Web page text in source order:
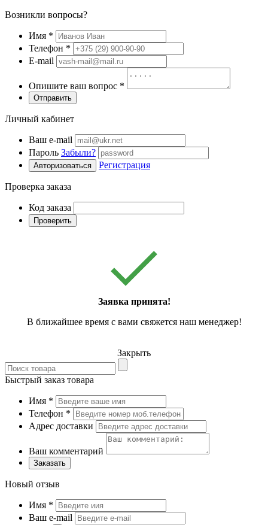
Возникли вопросы?
Имя *
Телефон *
E-mail
Опишите ваш вопрос *
Отправить
Личный кабинет
Ваш e-mail
Пароль Забыли?
Авторизоваться Регистрация
Проверка заказа
Код заказа
Проверить
Заявка принята!
В ближайшее время с вами свяжется наш менеджер!
Закрыть
Быстрый заказ товара
Имя *
Телефон *
Адрес доставки
Ваш комментарий
Заказать
Новый отзыв
Имя *
Ваш e-mail